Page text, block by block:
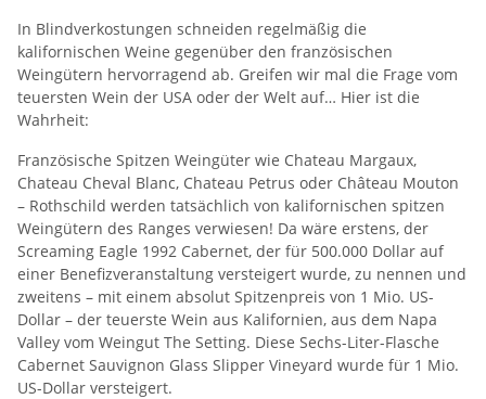
In Blindverkostungen schneiden regelmäßig die
kalifornischen Weine gegenüber den französischen
Weingütern hervorragend ab. Greifen wir mal die Frage vom
teuersten Wein der USA oder der Welt auf… Hier ist die
Wahrheit:
Französische Spitzen Weingüter wie Chateau Margaux,
Chateau Cheval Blanc, Chateau Petrus oder Château Mouton
– Rothschild werden tatsächlich von kalifornischen spitzen
Weingütern des Ranges verwiesen! Da wäre erstens, der
Screaming Eagle 1992 Cabernet, der für 500.000 Dollar auf
einer Benefizveranstaltung versteigert wurde, zu nennen und
zweitens – mit einem absolut Spitzenpreis von 1 Mio. US-
Dollar – der teuerste Wein aus Kalifornien, aus dem Napa
Valley vom Weingut The Setting. Diese Sechs-Liter-Flasche
Cabernet Sauvignon Glass Slipper Vineyard wurde für 1 Mio.
US-Dollar versteigert.